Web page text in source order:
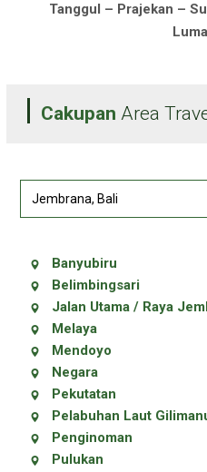
Tanggul – Prajekan –
Cakupan Area
Banyubiru
Belimbingsari
Jalan Utama / Raya
Melaya
Mendoyo
Negara
Pekutatan
Pelabuhan Laut
Penginoman
Pulukan